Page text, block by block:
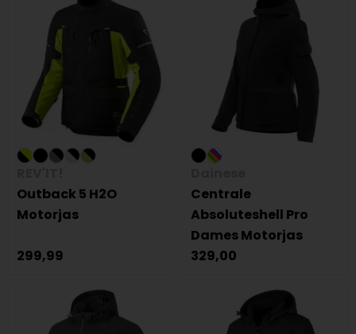
Outback 5 H2O
Motorjas
299,99
Centrale
Absoluteshell Pro
Dames Motorjas
329,00